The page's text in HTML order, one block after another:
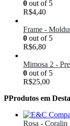
0 out of 5
R$4,40
Frame -
0 out of 5
R$6,80
Mimosa 2 -
0 out of 5
R$25,00
PProdutos em
Rosa - Coralin